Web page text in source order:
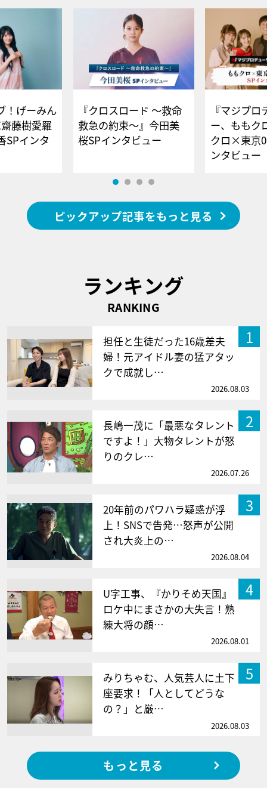
！げーみん
藤樹愛羅
SPインタ
『クロスロード ～救命
救急の約束～』今田美
桜SPインタビュー
『マジプロ
ー、ももク
クロ×東京
ンタビュー
ピックアップ記事をもっと見る
ランキング
RANKING
1
担任と生徒だった16歳差夫
婦！元アイドル妻の猛アタッ
クで成就し…
2026.08.03
2
長嶋一茂に「最悪なタレント
ですよ！」大物タレントが怒
りのクレ…
2026.07.26
3
20年前のパワハラ疑惑が浮
上！SNSで告発…怒声が公開
され大炎上の…
2026.08.04
4
U字工事、『かりそめ天国』
ロケ中にまさかの大失言！熟
練大将の顔…
2026.08.01
5
みりちゃむ、人気芸人に土下
座要求！「人としてどうな
の？」と厳…
2026.08.03
もっと見る